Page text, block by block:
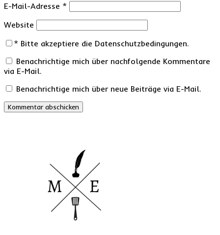
E-Mail-Adresse *
Website
* Bitte akzeptiere die Datenschutzbedingungen.
Benachrichtige mich über nachfolgende Kommentare
via E-Mail.
Benachrichtige mich über neue Beiträge via E-Mail.